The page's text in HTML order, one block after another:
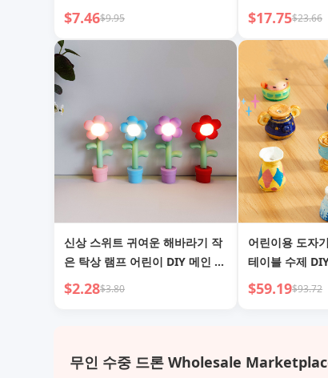
$7.46$9.95
불교 태슬 프렌
$17.75$23.66
신상 스위트 귀여운 해바라기 작
은 탁상 램프 어린이 DIY 메인 바
디 크림 글루 수제 액세서리 조명
$2.28$3.80
어린이용 도자
테이블 수제
무연 벽돌 흙 소
$59.19$93.72
무인 수중 드론 Wholesale